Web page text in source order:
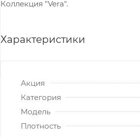
Коллекция "Vera".
Характеристики
Акция
Категория
Модель
Плотность